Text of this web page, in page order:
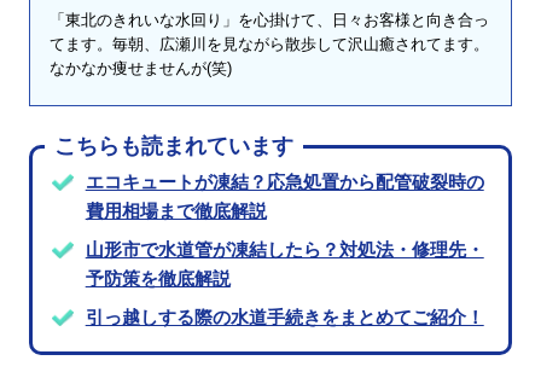
「東北のきれいな水回り」を心掛けて、日々お客様と向き合っ
てます。毎朝、広瀬川を見ながら散歩して沢山癒されてます。
なかなか痩せませんが(笑)
こちらも読まれています
エコキュートが凍結？応急処置から配管破裂時の
費用相場まで徹底解説
山形市で水道管が凍結したら？対処法・修理先・
予防策を徹底解説
引っ越しする際の水道手続きをまとめてご紹介！